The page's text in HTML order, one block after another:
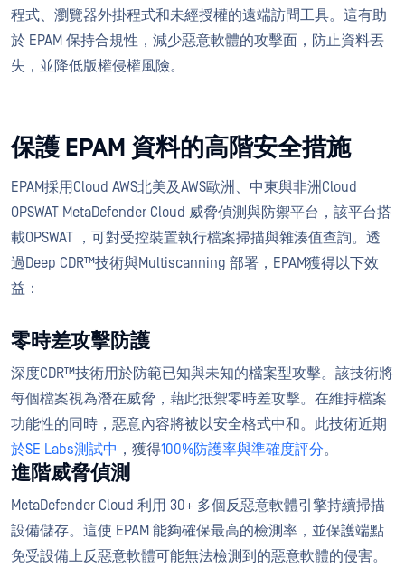
程式、瀏覽器外掛程式和未經授權的遠端訪問工具。這有助
於 EPAM 保持合規性，減少惡意軟體的攻擊面，防止資料丟
失，並降低版權侵權風險。
保護 EPAM 資料的高階安全措施
EPAM採用Cloud AWS北美及AWS歐洲、中東與非洲Cloud
OPSWAT MetaDefender Cloud 威脅偵測與防禦平台，該平台搭
載OPSWAT ，可對受控裝置執行檔案掃描與雜湊值查詢。透
過Deep CDR™技術與Multiscanning 部署，EPAM獲得以下效
益：
零時差攻擊防護
深度CDR™技術用於防範已知與未知的檔案型攻擊。該技術將
每個檔案視為潛在威脅，藉此抵禦零時差攻擊。在維持檔案
功能性的同時，惡意內容將被以安全格式中和。此技術近期
於SE Labs測試中 ，獲得100%防護率與準確度評分。
進階威脅偵測
MetaDefender Cloud 利用 30+ 多個反惡意軟體引擎持續掃描
設備儲存。這使 EPAM 能夠確保最高的檢測率，並保護端點
免受設備上反惡意軟體可能無法檢測到的惡意軟體的侵害。